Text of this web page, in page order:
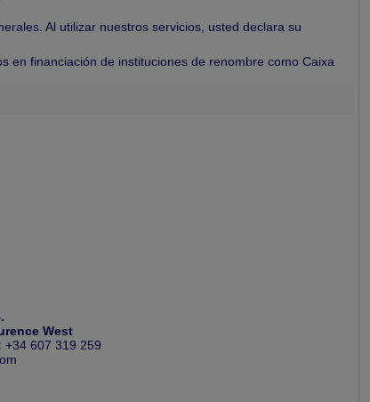
Al utilizar nuestros servicios, usted declara su
en financiación de instituciones de renombre como Caixa
West
+34 607 319 259